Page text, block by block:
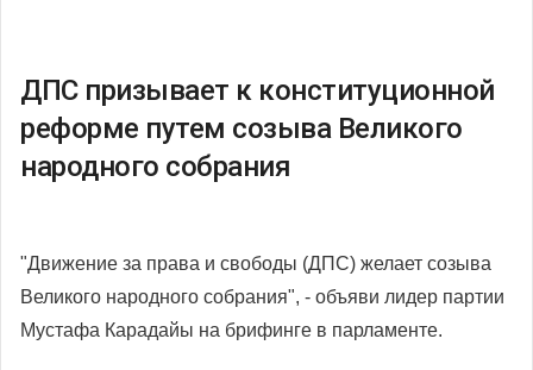
ДПС призывает к конституционной
реформе путем созыва Великого
народного собрания
"Движение за права и свободы (ДПС) желает созыва
Великого народного собрания", - объяви лидер партии
Мустафа Карадайы на брифинге в парламенте.